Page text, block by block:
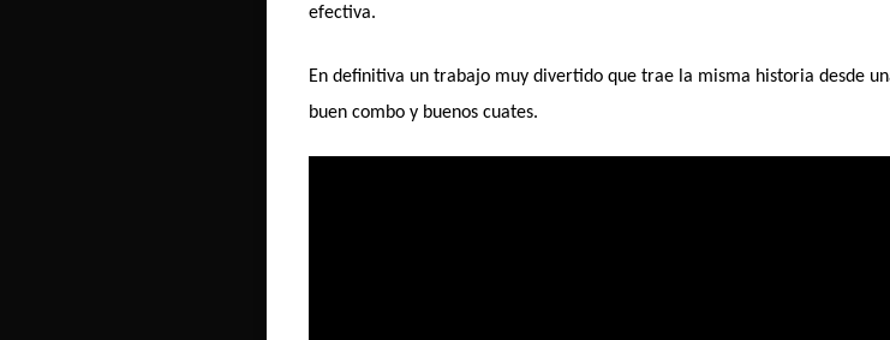
efectiva.
En definitiva un trabajo muy divertido que trae la misma historia desde
buen combo y buenos cuates.